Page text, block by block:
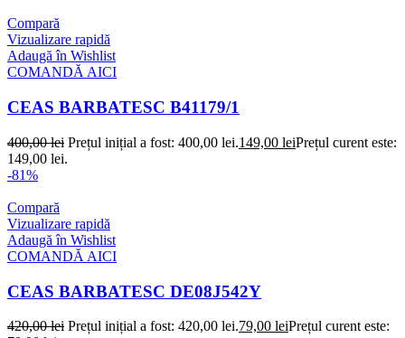
Compară
Vizualizare rapidă
Adaugă în Wishlist
COMANDĂ AICI
CEAS BARBATESC B41179/1
400,00lei Prețul inițial a fost: 400,00 lei.149,00 leiPrețul curent este:
149,00 lei.
-81%
Compară
Vizualizare rapidă
Adaugă în Wishlist
COMANDĂ AICI
CEAS BARBATESC DE08J542Y
420,00lei Prețul inițial a fost: 420,00 lei.79,00 leiPrețul curent este: